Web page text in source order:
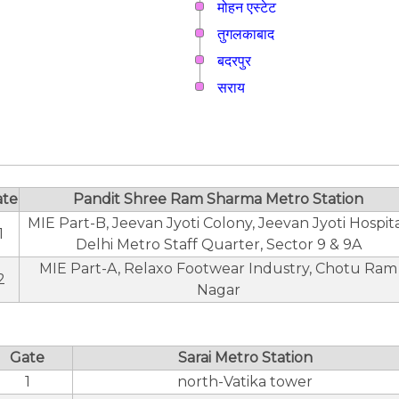
मोहन एस्टेट
तुगलकाबाद
बदरपुर
सराय
Pandit Shree Ram Sharma Metro Station
MIE Part-B, Jeevan Jyoti Colony, Jeevan Jyoti
Delhi Metro Staff Quarter, Sector 9 & 9A
MIE Part-A, Relaxo Footwear Industry, Chotu Ram
Nagar
Gate
Sarai Metro Station
1
north-Vatika tower